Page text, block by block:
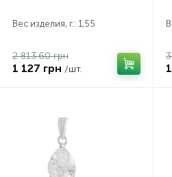
Вес изделия, г.: 1,55
2 813.60 грн
1 127 грн /шт.